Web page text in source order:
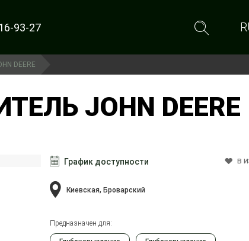
93-27
DEERE
JOHN DEERE
График доступности в
Киевская, Броварский
Предназначен для: